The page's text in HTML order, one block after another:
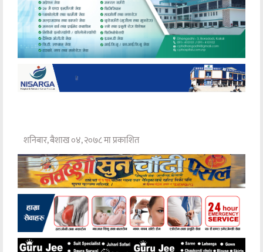
शनिबार, बैशाख ०४, २०७८ मा प्रकाशित